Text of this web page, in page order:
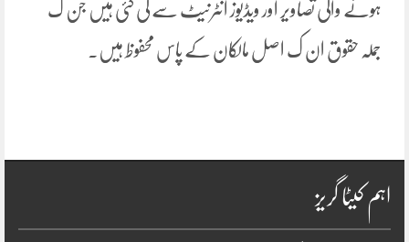
ہونے والی تصاویر اور ویڈیوز انٹرنیٹ سے لی گئی ہیں جن ک
جملہ حقوق ان ک اصل مالکان کے پاس محفوظ ہیں۔
اہم کیٹا گریز